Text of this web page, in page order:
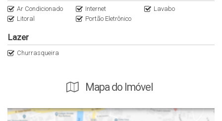
Ar Condicionado Internet
Lavabo
Litoral
Portão Eletrônico
Lazer
Churrasqueira
Mapa do Imóvel